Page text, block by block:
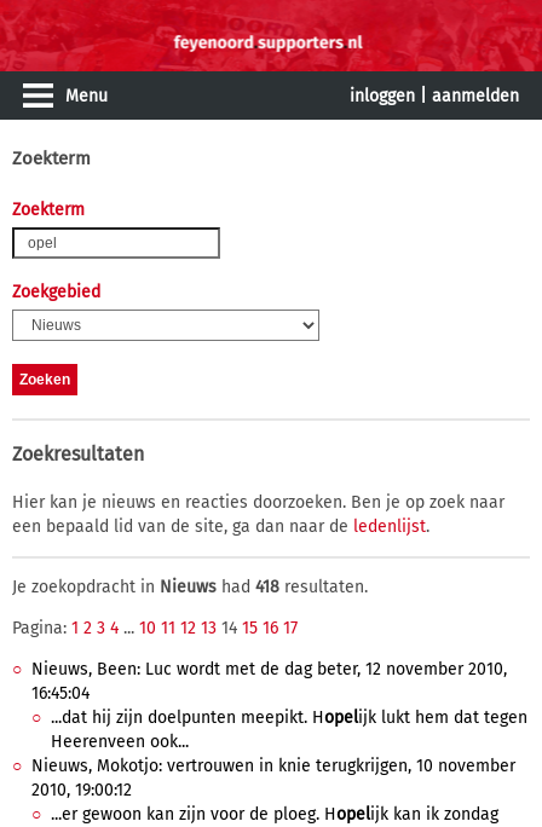
Menu inloggen aanmelden
Zoekterm
Zoekterm
Zoekgebied
Zoekresultaten
Hier kan je nieuws en reacties doorzoeken. Ben je op zoek naar
een bepaald lid van de site, ga dan naar de ledenlijst.
Je zoekopdracht in Nieuws had 418 resultaten.
Pagina: 1 2 3 4 ... 10 11 12 13 14 15 16 17
Nieuws, Been: Luc wordt met de dag beter, 12 november 2010,
16:45:04
...dat hij zijn doelpunten meepikt. Hopelijk lukt hem dat tegen
Heerenveen ook...
Nieuws, Mokotjo: vertrouwen in knie terugkrijgen, 10 november
2010, 19:00:12
...er gewoon kan zijn voor de ploeg. Hopelijk kan ik zondag